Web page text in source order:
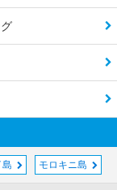
島 モロキニ島